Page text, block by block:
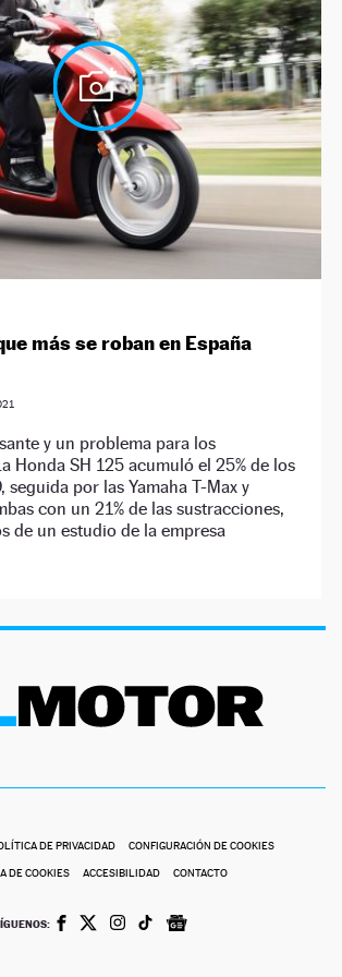
más se roban en España
y un problema para los
Honda SH 125 acumuló el 25% de los
seguida por las Yamaha T-Max y
con un 21% de las sustracciones,
de un estudio de la empresa
DE PRIVACIDAD CONFIGURACIÓN DE COOKIES
DE COOKIES ACCESIBILIDAD CONTACTO